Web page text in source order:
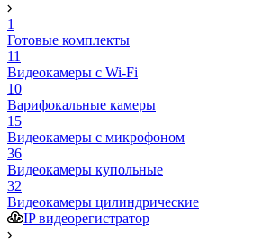
1
Готовые комплекты
11
Видеокамеры с Wi-Fi
10
Варифокальные камеры
15
Видеокамеры с микрофоном
36
Видеокамеры купольные
32
Видеокамеры цилиндрические
IP видеорегистратор